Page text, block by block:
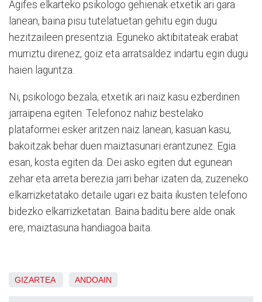
Agifes elkarteko psikologo gehienak etxetik ari gara
lanean, baina pisu tutelatuetan gehitu egin dugu
hezitzaileen presentzia. Eguneko aktibitateak erabat
murriztu direnez, goiz eta arratsaldez indartu egin dugu
haien laguntza.
Ni, psikologo bezala, etxetik ari naiz kasu ezberdinen
jarraipena egiten. Telefonoz nahiz bestelako
plataformei esker aritzen naiz lanean, kasuan kasu,
bakoitzak behar duen maiztasunari erantzunez. Egia
esan, kosta egiten da. Dei asko egiten dut egunean
zehar eta arreta berezia jarri behar izaten da, zuzeneko
elkarrizketatako detaile ugari ez baita ikusten telefono
bidezko elkarrizketatan. Baina baditu bere alde onak
ere, maiztasuna handiagoa baita.
GIZARTEA ANDOAIN